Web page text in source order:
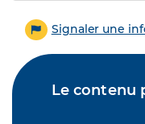
Signaler une
Le contenu